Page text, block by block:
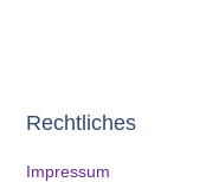
Rechtliches
Impressum